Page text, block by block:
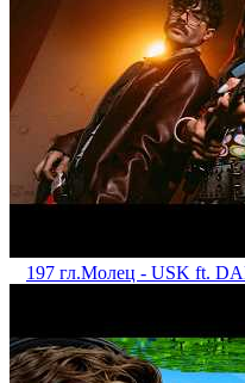
197 гл.Mолец - USK ft.